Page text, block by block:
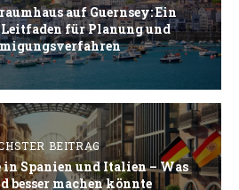
auf Guernsey: Ein
für Planung und
BEITRAG
in Spanien und Italien – Was
besser machen könnte